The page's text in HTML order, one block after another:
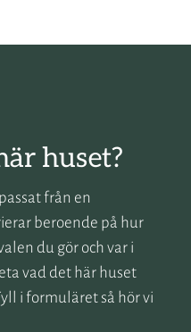
huset?
från en
beroende på hur
du gör och var i
vad det här huset
i formuläret så hör vi